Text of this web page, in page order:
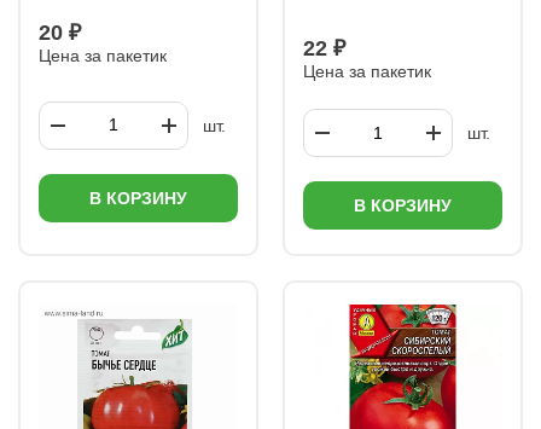
20 ₽
Цена за пакетик
шт.
В КОРЗИНУ
22 ₽
Цена за пакетик
шт.
В КОРЗИНУ